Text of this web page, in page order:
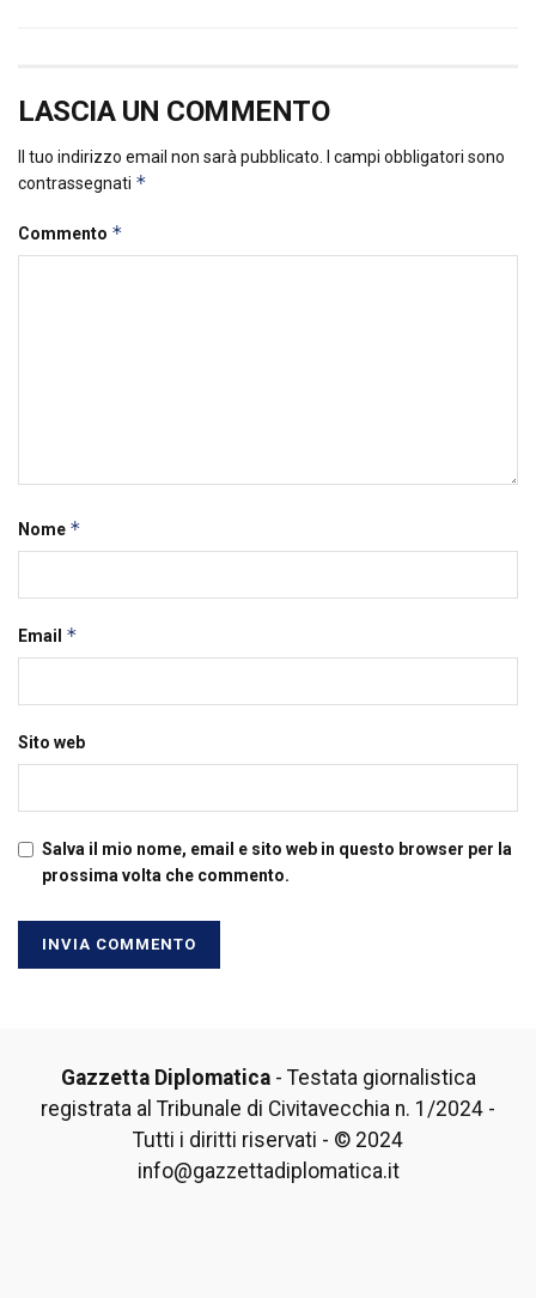
LASCIA UN COMMENTO
Il tuo indirizzo email non sarà pubblicato.
I campi obbligatori sono
contrassegnati *
Commento *
Nome *
Email *
Sito web
Salva il mio nome, email e sito web in questo browser per la
prossima volta che commento.
Gazzetta Diplomatica- Testata giornalistica
registrata al Tribunale di Civitavecchia n. 1/2024 -
Tutti i diritti riservati - © 2024
info@gazzettadiplomatica.it